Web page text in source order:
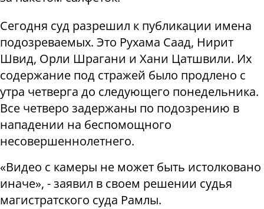
Сегодня суд разрешил к публикации имена
подозреваемых. Это Рухама Саад, Нирит
Швид, Орли Шрагани и Хани Цатшвили. Их
содержание под стражей было продлено с
утра четверга до следующего понедельника.
Все четверо задержаны по подозрению в
нападении на беспомощного
несовершеннолетнего.
«Видео с камеры не может быть истолковано
иначе», - заявил в своем решении судья
магистратского суда Рамлы.